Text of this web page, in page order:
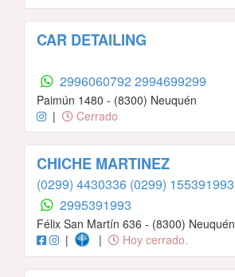
CAR DETAILING
2996060792 2994699299
Paimún 1480 - (8300) Neuquén
|
Cerrado
CHICHE MARTINEZ
(0299) 4430336 (0299) 155391993
2995391993
Félix San Martín 636 - (8300) Neuquén
|
| Hoy cerrado.